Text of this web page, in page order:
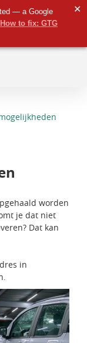
— a Google
How to fix: GTG
✕
worden
je dat niet
Dat kan
in